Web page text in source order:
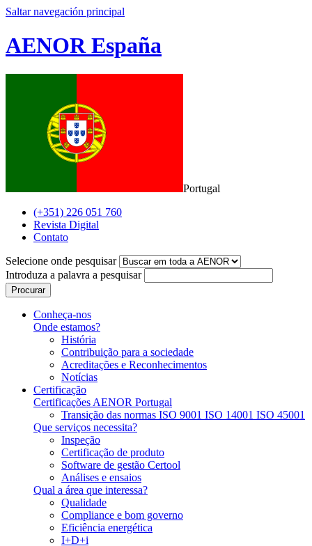
Saltar navegación principal
AENOR España
Portugal
(+351) 226 051 760
Revista Digital
Contato
Selecione onde pesquisar
Introduza a palavra a pesquisar
Procurar
Conheça-nos
Onde estamos?
História
Contribuição para a sociedade
Acreditações e Reconhecimentos
Notícias
Certificação
Certificações AENOR Portugal
Transição das normas ISO 9001 ISO 14001 ISO 45001
Que serviços necessita?
Inspeção
Certificação de produto
Software de gestão Certool
Análises e ensaios
Qual a área que interessa?
Qualidade
Compliance e bom governo
Eficiência energética
I+D+i